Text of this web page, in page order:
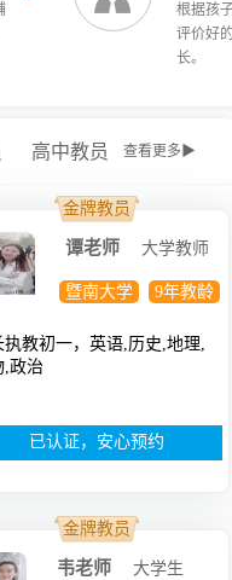
根据孩
评价好
长。
高中教员 查看更多▶
士
金牌教员
谭老师 大学教师
暨南大学 9年教龄
执教初一，英语,历史,地理,
,政治
已认证，安心预约
金牌教员
韦老师 大学生